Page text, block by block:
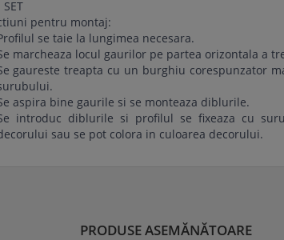
pentru montaj:
se taie la lungimea necesara.
marcheaza locul gaurilor pe partea orizontala a
gaureste treapta cu un burghiu corespunzator
aspira bine gaurile si se monteaza diblurile.
introduc diblurile si profilul se fixeaza cu
sau se pot colora in culoarea decorului.
PRODUSE ASEMĂNĂTOARE